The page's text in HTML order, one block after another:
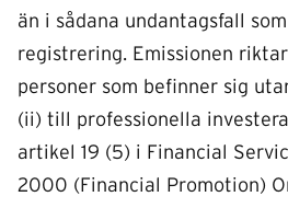
än i sådana undantagsfall
registrering. Emissionen
personer som befinner sig
(ii) till professionella
artikel 19 (5) i Financial
2000 (Financial Promotion)